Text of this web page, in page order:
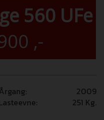
560 UFe
,-
2009
251 Kg.